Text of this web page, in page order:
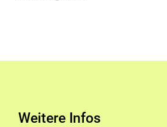
Weitere Infos